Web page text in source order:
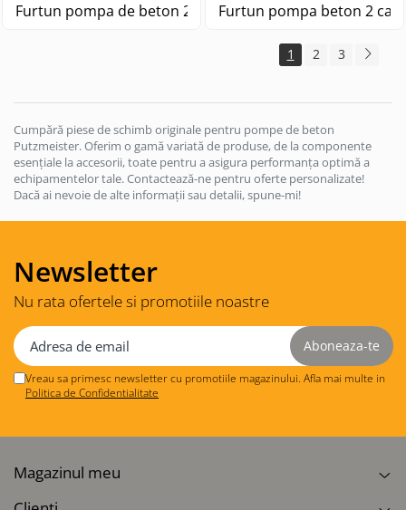
Furtun pompa de beton 2 capete DN65 3" 5m
Furtun pompa beton 2
1 2 3
Cumpără piese de schimb originale pentru pompe de beton
Putzmeister. Oferim o gamă variată de produse, de la componente
esențiale la accesorii, toate pentru a asigura performanța optimă a
echipamentelor tale. Contactează-ne pentru oferte personalizate!
Dacă ai nevoie de alte informații sau detalii, spune-mi!
Newsletter
Nu rata ofertele si promotiile noastre
Vreau sa primesc newsletter cu promotiile magazinului. Afla mai multe in
Politica de Confidentialitate
Magazinul meu